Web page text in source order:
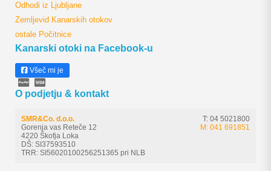
Odhodi iz Ljubljane
Zemljevid Kanarskih otokov
ostale Počitnice
Kanarski otoki na Facebook-u
Všeč mi je
O podjetju & kontakt
SMR&Co. d.o.o.
Gorenja vas Reteče 12
4220 Škofja Loka
DŠ: SI37593510
TRR: SI56020100256251365 pri NLB
T: 04 5021800
M: 041 691851